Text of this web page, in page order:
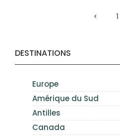
DESTINATIONS
Europe
Amérique du Sud
Antilles
Canada
1